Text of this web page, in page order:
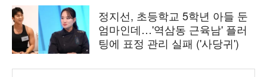
정지선, 초등학교 5학년 아들 둔
엄마인데…'역삼동 근육남' 플러
팅에 표정 관리 실패 ('사당귀')